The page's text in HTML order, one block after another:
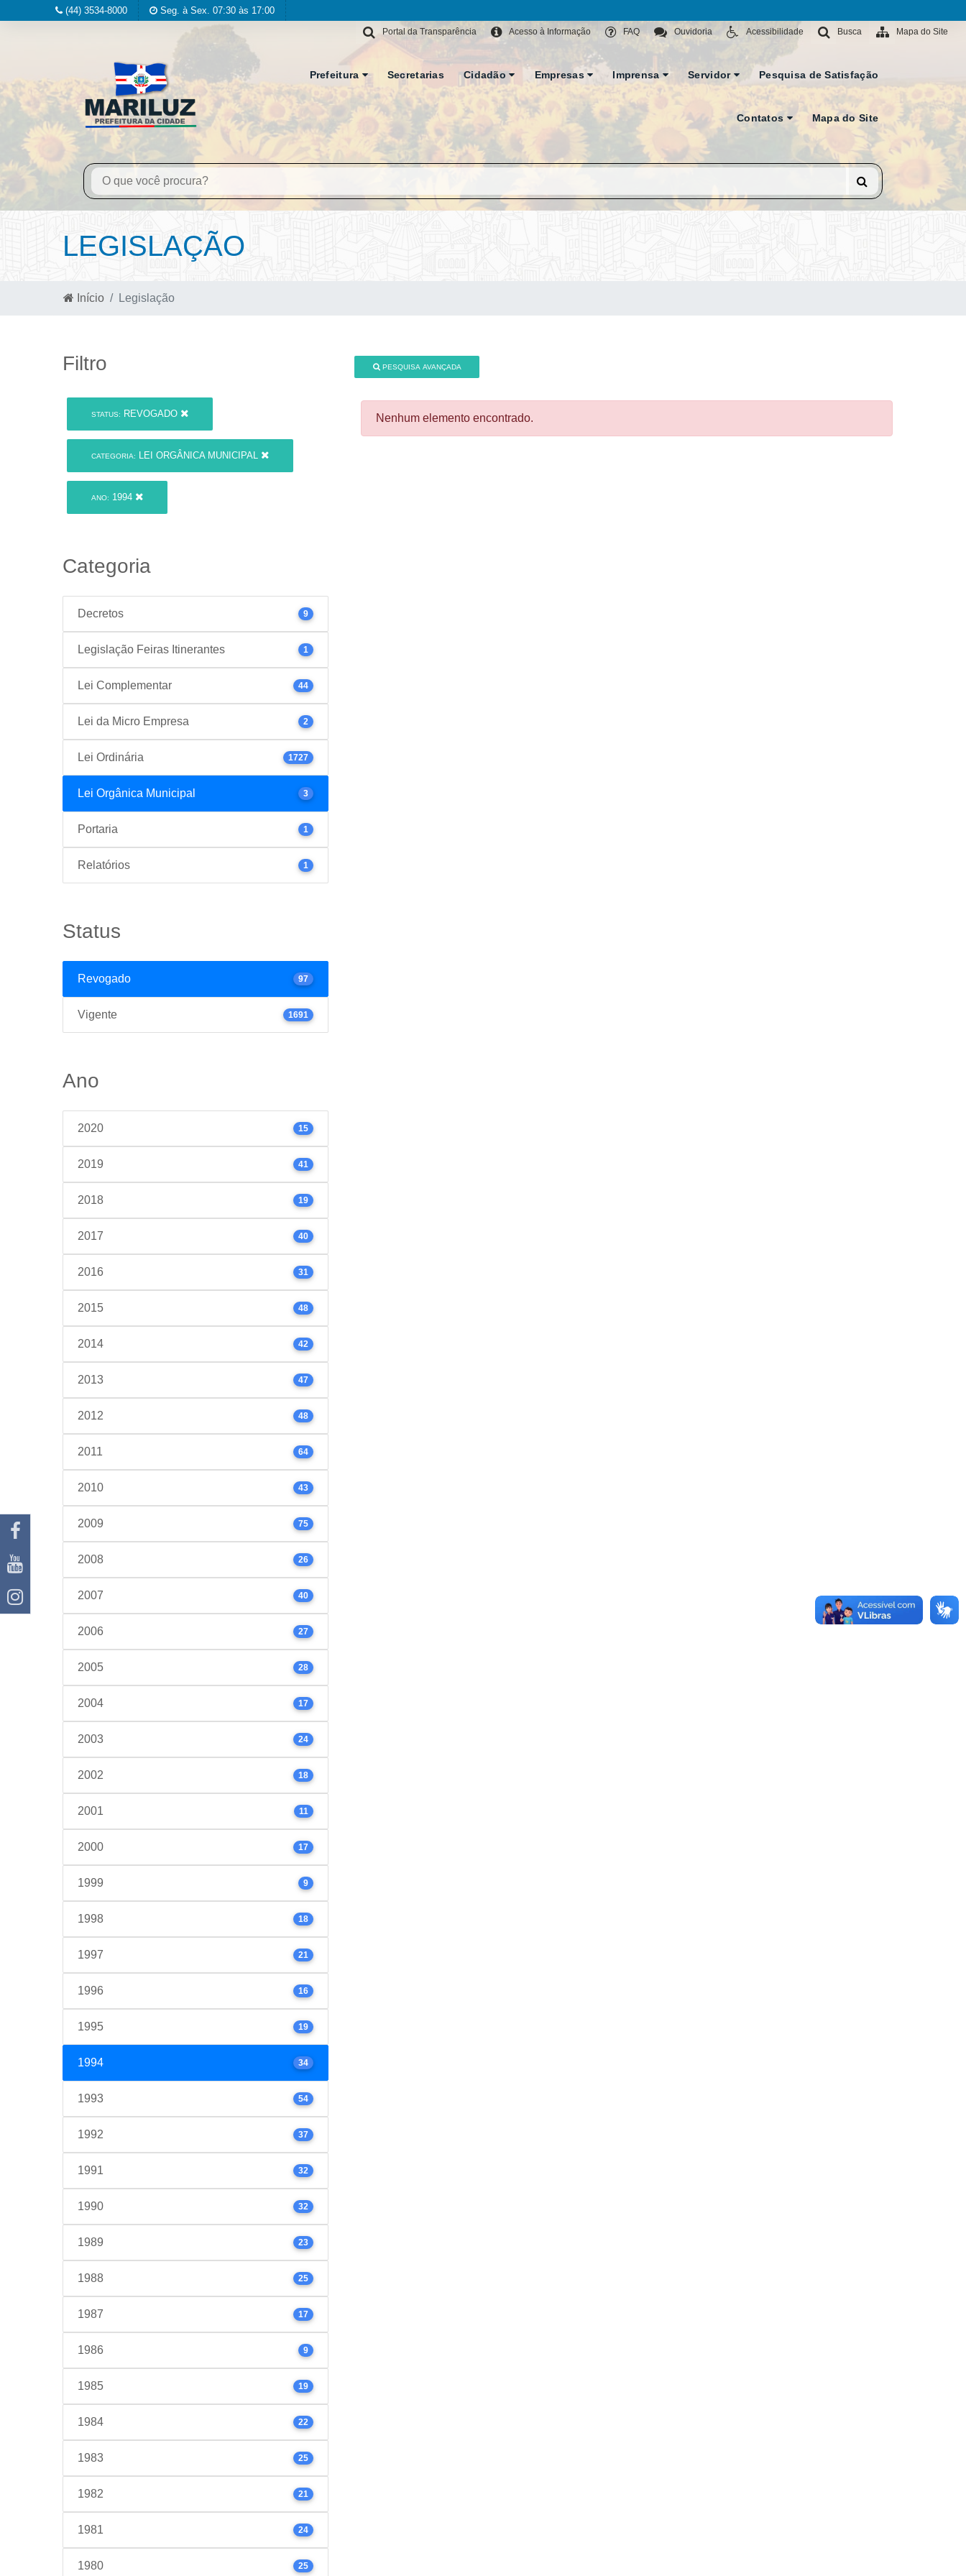
(44) 3534-8000 Seg. à Sex. 07:30 às 17:00
Mapa do Site
Busca
Acessibilidade
Ouvidoria
FAQ
Acesso à Informação
Portal da Transparência
Prefeitura Secretarias Cidadão Empresas Imprensa Servidor Pesquisa de Satisfação
Contatos Mapa do Site
LEGISLAÇÃO
Início Legislação
Filtro
STATUS: REVOGADO
CATEGORIA: LEI ORGÂNICA MUNICIPAL
ANO: 1994
Categoria
Decretos 9
Legislação Feiras Itinerantes 1
Lei Complementar 44
Lei da Micro Empresa 2
Lei Ordinária 1727
Lei Orgânica Municipal 3
Portaria 1
Relatórios 1
Status
Revogado 97
Vigente 1691
Ano
2020 15
2019 41
2018 19
2017 40
2016 31
2015 48
2014 42
2013 47
2012 48
2011 64
2010 43
2009 75
2008 26
2007 40
2006 27
2005 28
2004 17
2003 24
2002 18
2001 11
2000 17
1999 9
1998 18
1997 21
1996 16
1995 19
1994 34
1993 54
1992 37
1991 32
1990 32
1989 23
1988 25
1987 17
1986 9
1985 19
1984 22
1983 25
1982 21
1981 24
1980 25
PESQUISA AVANÇADA
Nenhum elemento encontrado.